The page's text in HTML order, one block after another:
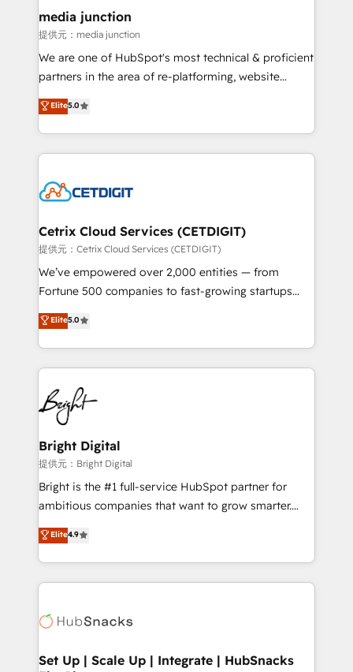
Mexico, USA, and Portugal—we've executed over a
hundred successful operations. Our approach,
rooted in RevOps principles, integrates analysis,
training, planning, and qualification. Leveraging
inbound marketing tactics, we focus on
understanding, nurturing, and converting leads.
competitive market.
media junction
提供元：media junction
We are one of HubSpot's most technical & proficient
partners in the area of re-platforming, website
design & development. We specialize in multi-hub
implementations for mid-market & enterprise
companies. We are woman-owned, powered by
coffee, and we ❤️ dogs. We produce award-winning
Impact Award 🏆2022 Technical Expertise Impact
Award 🏆2020 Elite Solutions Partner 🏆2019
Integrations HubSpot Impact Award 🏆2019
Marketing Enablement HubSpot Impact Award 🏆
2018 Website Design HubSpot Impact Award 🏆2017
Growth-Driven Design Agency of the Year 🏆2016
Sales Enablement HubSpot Impact Award 🏆2015
HubSpot COS Performance Award 🏆2014 HubSpot
COS Design Award 🏆2013 HubSpot Marketplace
Partner 📆Founded in 1997
Elite5.0
Cetrix Cloud Services (CETDIGIT)
提供元：Cetrix Cloud Services (CETDIGIT)
We’ve empowered over 2,000 entities — from
Fortune 500 companies to fast-growing startups
and nonprofits — to streamline operations, scale
revenue, and unlock the full potential of HubSpot.
With deep technical and industry expertise, we fuse
automation, integration, and AI innovation to deliver
lasting impact. We specialize in: • Turnkey and end-
to-end HubSpot implementations • Onboarding for
Sales, Service, Marketing & Content Hubs • AI voice
and chat agents, predictive automation, and smart
workflows • Salesforce + HubSpot integration •
RevOps and AI-driven sales enablement • Website
design and CMS development • ERP integration: SAP,
and CRM migration from any platform •
Client/member portals built on HubSpot • Custom
WooCommerce, BuilderTrend, and more Experience
the difference — reach out to see how AI + HubSpot
Elite5.0
Bright Digital
提供元：Bright Digital
Bright is the #1 full-service HubSpot partner for
ambitious companies that want to grow smarter.
From HubSpot onboarding, to training, from
developing a new website to lead generation and
digital marketing; we do it all (and with great
results)! In short, our services include: - HubSpot
HubSpot development: websites, custom modules,
marketing, advertising, campaigns, content and
Elite4.9
Set Up | Scale Up | Integrate | HubSnacks